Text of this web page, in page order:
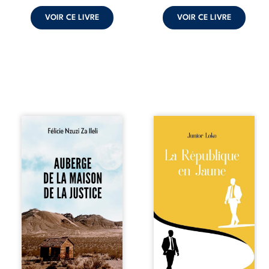
VOIR CE LIVRE VOIR CE LIVRE
Auberge de la
récit-témoignage
consacré au
parcours
exemplaire de
Mbala Zi Nkuaku
Lema Félix.
Magistrat intègre,
fervent défenseur
des droits
humains et de
l’indépendance
Fédérale du
Congo, la
naissance de
jumeaux de races
différentes
bouleverse l’ordre
établi : Senior est
Noir et Junior est
Blanc, bien que
nés d’un couple de
Noirs. Très vite,
l’événement attire
les médias